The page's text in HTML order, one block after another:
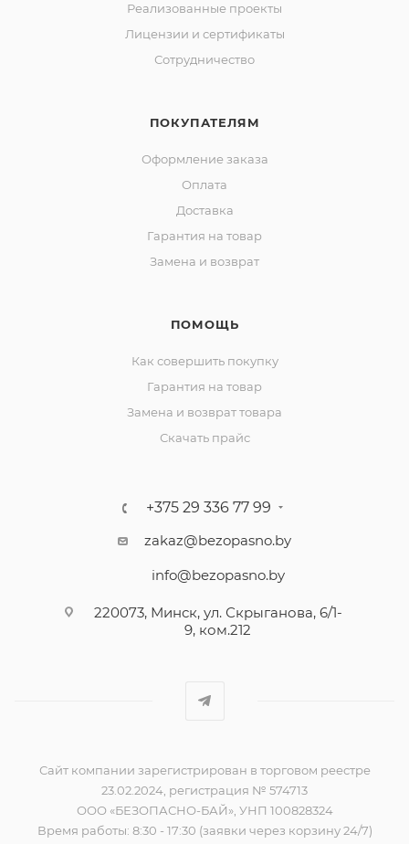
Реализованные проекты
Лицензии и сертификаты
Сотрудничество
ПОКУПАТЕЛЯМ
Оформление заказа
Оплата
Доставка
Гарантия на товар
Замена и возврат
ПОМОЩЬ
Как совершить покупку
Гарантия на товар
Замена и возврат товара
Скачать прайс
+375 29 336 77 99
zakaz@bezopasno.by
info@bezopasno.by
220073, Минск, ул. Скрыганова, 6/1-
9, ком.212
Сайт компании зарегистрирован в торговом реестре
23.02.2024, регистрация № 574713
ООО «БЕЗОПАСНО-БАЙ», УНП 100828324
Время работы: 8:30 - 17:30 (заявки через корзину 24/7)